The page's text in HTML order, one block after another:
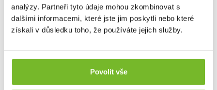
analýzy. Partneři tyto údaje mohou zkombinovat s
dalšími informacemi, které jste jim poskytli nebo které
získali v důsledku toho, že používáte jejich služby.
Povolit vše